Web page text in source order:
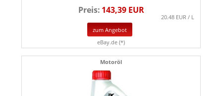
Preis: 143,39 EUR
20.48 EUR / L
zum Angebot
eBay.de (*)
Motoröl